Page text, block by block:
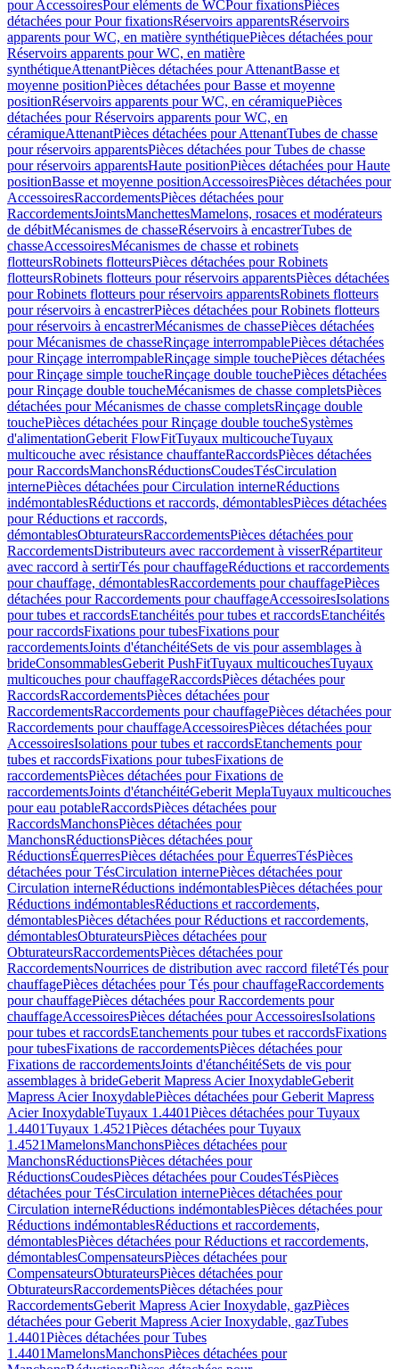
pour AccessoiresPour eléments de WCPour fixationsPièces
détachées pour Pour fixationsRéservoirs apparentsRéservoirs
apparents pour WC, en matière synthétiquePièces détachées pour
Réservoirs apparents pour WC, en matière
synthétiqueAttenantPièces détachées pour AttenantBasse et
moyenne positionPièces détachées pour Basse et moyenne
positionRéservoirs apparents pour WC, en céramiquePièces
détachées pour Réservoirs apparents pour WC, en
céramiqueAttenantPièces détachées pour AttenantTubes de chasse
pour réservoirs apparentsPièces détachées pour Tubes de chasse
pour réservoirs apparentsHaute positionPièces détachées pour Haute
positionBasse et moyenne positionAccessoiresPièces détachées pour
AccessoiresRaccordementsPièces détachées pour
RaccordementsJointsManchettesMamelons, rosaces et modérateurs
de débitMécanismes de chasseRéservoirs à encastrerTubes de
chasseAccessoiresMécanismes de chasse et robinets
flotteursRobinets flotteursPièces détachées pour Robinets
flotteursRobinets flotteurs pour réservoirs apparentsPièces détachées
pour Robinets flotteurs pour réservoirs apparentsRobinets flotteurs
pour réservoirs à encastrerPièces détachées pour Robinets flotteurs
pour réservoirs à encastrerMécanismes de chassePièces détachées
pour Mécanismes de chasseRinçage interrompablePièces détachées
pour Rinçage interrompableRinçage simple touchePièces détachées
pour Rinçage simple toucheRinçage double touchePièces détachées
pour Rinçage double toucheMécanismes de chasse completsPièces
détachées pour Mécanismes de chasse completsRinçage double
touchePièces détachées pour Rinçage double toucheSystèmes
d'alimentationGeberit FlowFitTuyaux multicoucheTuyaux
multicouche avec résistance chauffanteRaccordsPièces détachées
pour RaccordsManchonsRéductionsCoudesTésCirculation
internePièces détachées pour Circulation interneRéductions
indémontablesRéductions et raccords, démontablesPièces détachées
pour Réductions et raccords,
démontablesObturateursRaccordementsPièces détachées pour
RaccordementsDistributeurs avec raccordement à visserRépartiteur
avec raccord à sertirTés pour chauffageRéductions et raccordements
pour chauffage, démontablesRaccordements pour chauffagePièces
détachées pour Raccordements pour chauffageAccessoiresIsolations
pour tubes et raccordsEtanchéités pour tubes et raccordsEtanchéités
pour raccordsFixations pour tubesFixations pour
raccordementsJoints d'étanchéitéSets de vis pour assemblages à
brideConsommablesGeberit PushFitTuyaux multicouchesTuyaux
multicouches pour chauffageRaccordsPièces détachées pour
RaccordsRaccordementsPièces détachées pour
RaccordementsRaccordements pour chauffagePièces détachées pour
Raccordements pour chauffageAccessoiresPièces détachées pour
AccessoiresIsolations pour tubes et raccordsEtanchements pour
tubes et raccordsFixations pour tubesFixations de
raccordementsPièces détachées pour Fixations de
raccordementsJoints d'étanchéitéGeberit MeplaTuyaux multicouches
pour eau potableRaccordsPièces détachées pour
RaccordsManchonsPièces détachées pour
ManchonsRéductionsPièces détachées pour
RéductionsÉquerresPièces détachées pour ÉquerresTésPièces
détachées pour TésCirculation internePièces détachées pour
Circulation interneRéductions indémontablesPièces détachées pour
Réductions indémontablesRéductions et raccordements,
démontablesPièces détachées pour Réductions et raccordements,
démontablesObturateursPièces détachées pour
ObturateursRaccordementsPièces détachées pour
RaccordementsNourrices de distribution avec raccord filetéTés pour
chauffagePièces détachées pour Tés pour chauffageRaccordements
pour chauffagePièces détachées pour Raccordements pour
chauffageAccessoiresPièces détachées pour AccessoiresIsolations
pour tubes et raccordsEtanchements pour tubes et raccordsFixations
pour tubesFixations de raccordementsPièces détachées pour
Fixations de raccordementsJoints d'étanchéitéSets de vis pour
assemblages à brideGeberit Mapress Acier InoxydableGeberit
Mapress Acier InoxydablePièces détachées pour Geberit Mapress
Acier InoxydableTuyaux 1.4401Pièces détachées pour Tuyaux
1.4401Tuyaux 1.4521Pièces détachées pour Tuyaux
1.4521MamelonsManchonsPièces détachées pour
ManchonsRéductionsPièces détachées pour
RéductionsCoudesPièces détachées pour CoudesTésPièces
détachées pour TésCirculation internePièces détachées pour
Circulation interneRéductions indémontablesPièces détachées pour
Réductions indémontablesRéductions et raccordements,
démontablesPièces détachées pour Réductions et raccordements,
démontablesCompensateursPièces détachées pour
CompensateursObturateursPièces détachées pour
ObturateursRaccordementsPièces détachées pour
RaccordementsGeberit Mapress Acier Inoxydable, gazPièces
détachées pour Geberit Mapress Acier Inoxydable, gazTubes
1.4401Pièces détachées pour Tubes
1.4401MamelonsManchonsPièces détachées pour